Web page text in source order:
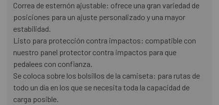
Correa de esternón ajustable: ofrece una gran variedad de
posiciones para un ajuste personalizado y una mayor
estabilidad.
Listo para protección contra impactos: compatible con
nuestro panel protector contra impactos para que
pedalees con confianza.
Se coloca sobre los bolsillos de la camiseta: para rutas de
todo un día en los que se necesita toda la capacidad de
carga posible.